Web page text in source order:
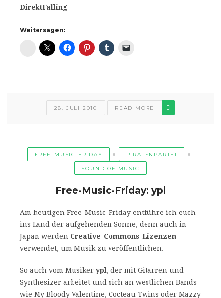
DirektFalling
Weitersagen:
Diaspora*
28. JULI 2010 READ MORE
FREE-MUSIC-FRIDAY PIRATENPARTEI
SOUND OF MUSIC
Free-Music-Friday: ypl
Am heutigen Free-Music-Friday entführe ich euch
ins Land der aufgehenden Sonne, denn auch in
Japan werden Creative-Commons-Lizenzen
verwendet, um Musik zu veröffentlichen.
So auch vom Musiker ypl, der mit Gitarren und
Synthesizer arbeitet und sich an westlichen Bands
wie My Bloody Valentine, Cocteau Twins oder Mazzy